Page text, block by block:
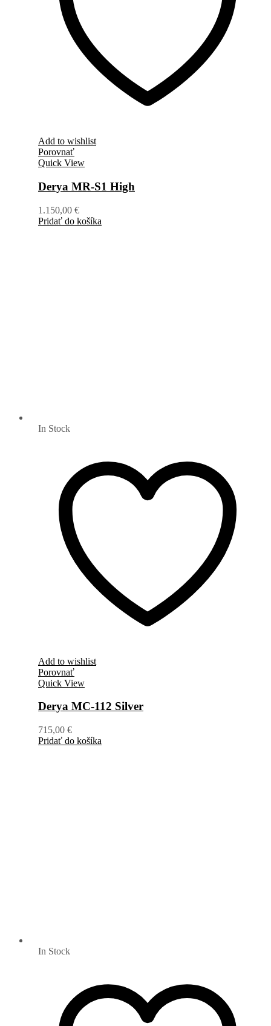
Add to wishlist
Porovnať
Quick View
Derya MR-S1 High
1.150,00 €
Pridať do košíka
In Stock
Add to wishlist
Porovnať
Quick View
Derya MC-112 Silver
715,00 €
Pridať do košíka
In Stock